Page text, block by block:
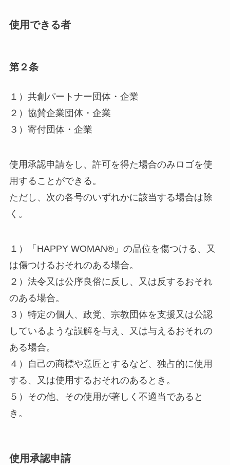
使用できる者
第２条
１）共創パートナー団体・企業
２）協賛企業団体・企業
３）寄付団体・企業
使用承認申請をし、許可を得た場合のみロゴを使
用することができる。
ただし、次の各号のいずれかに該当する場合は除
く。
１）「HAPPY WOMAN®️」の品位を傷つける、又
は傷つけるおそれのある場合。
２）法令又は公序良俗に反し、又は反するおそれ
のある場合。
３）特定の個人、政党、宗教団体を支援又は公認
しているような誤解を与え、又は与えるおそれの
ある場合。
４）自己の商標や意匠とするなど、独占的に使用
する、又は使用するおそれのあるとき。
５）その他、その使用が著しく不適当であると
き。
使用承認申請